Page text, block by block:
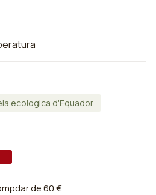
ecologica d'Equador
de 60 €